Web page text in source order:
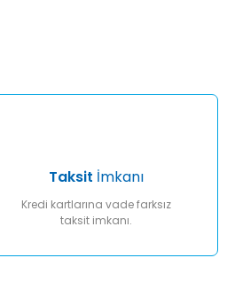
Taksit İmkanı
Kredi kartlarına vade farksız
taksit imkanı.